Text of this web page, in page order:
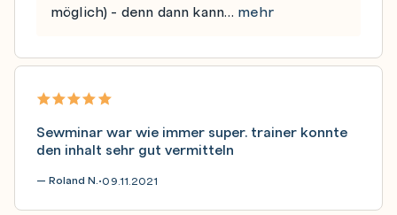
möglich) - denn dann kann… mehr
Sewminar war wie immer super. trainer konnte
den inhalt sehr gut vermitteln
— Roland N.•09.11.2021